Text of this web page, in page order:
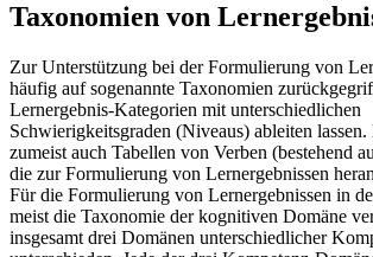
Taxonomien von
Zur Unterstützung bei der Formulierung von
häufig auf sogenannte Taxonomien
Lernergebnis-Kategorien mit unterschiedlichen
Schwierigkeitsgraden (Niveaus) ableiten lassen.
zumeist auch Tabellen von Verben (bestehend
die zur Formulierung von Lernergebnissen
Für die Formulierung von Lernergebnissen in
meist die Taxonomie der kognitiven Domäne
insgesamt drei Domänen unterschiedlicher